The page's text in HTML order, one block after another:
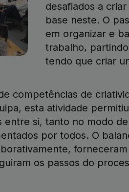
desafiados a
base neste. O
em organizar e
trabalho,
tendo que criar
competências de
esta atividade
si, tanto no modo
por todos. O
os passos do